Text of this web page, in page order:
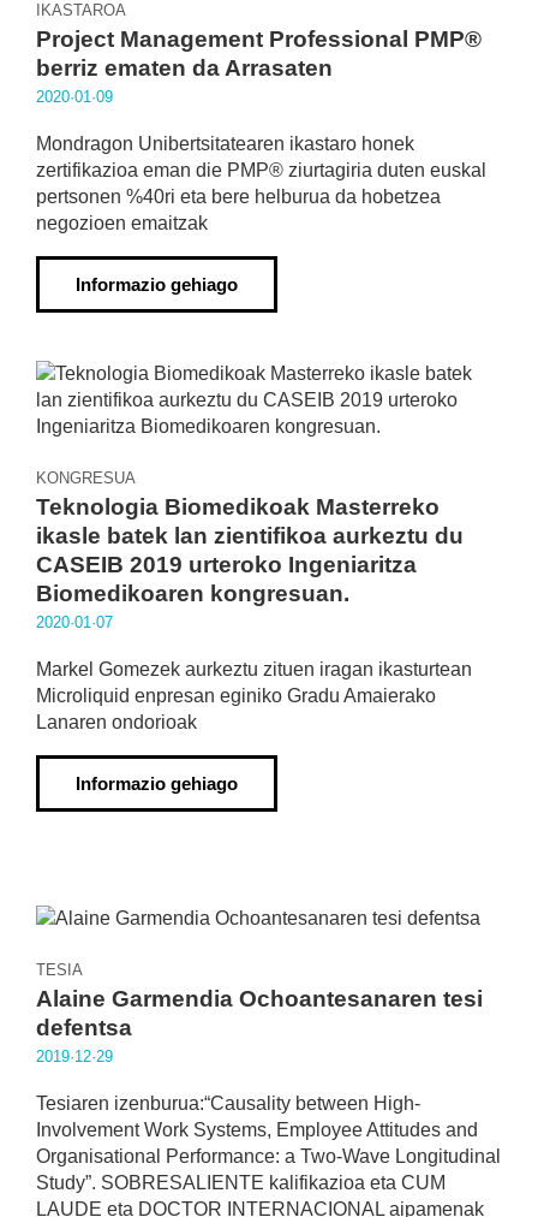
IKASTAROA
Project Management Professional PMP®
berriz ematen da Arrasaten
2020·01·09
Mondragon Unibertsitatearen ikastaro honek
zertifikazioa eman die PMP® ziurtagiria duten euskal
pertsonen %40ri eta bere helburua da hobetzea
negozioen emaitzak
Informazio gehiago
KONGRESUA
Teknologia Biomedikoak Masterreko
ikasle batek lan zientifikoa aurkeztu du
CASEIB 2019 urteroko Ingeniaritza
Biomedikoaren kongresuan.
2020·01·07
Markel Gomezek aurkeztu zituen iragan ikasturtean
Microliquid enpresan eginiko Gradu Amaierako
Lanaren ondorioak
Informazio gehiago
TESIA
Alaine Garmendia Ochoantesanaren tesi
defentsa
2019·12·29
Tesiaren izenburua:“Causality between High-
Involvement Work Systems, Employee Attitudes and
Organisational Performance: a Two-Wave Longitudinal
Study”. SOBRESALIENTE kalifikazioa eta CUM
LAUDE eta DOCTOR INTERNACIONAL aipamenak